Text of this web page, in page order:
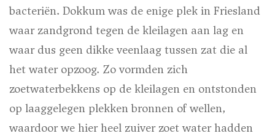
bacteriën. Dokkum was de enige plek in Friesland
waar zandgrond tegen de kleilagen aan lag en
waar dus geen dikke veenlaag tussen zat die al
het water opzoog. Zo vormden zich
zoetwaterbekkens op de kleilagen en ontstonden
op laaggelegen plekken bronnen of wellen,
waardoor we hier heel zuiver zoet water hadden